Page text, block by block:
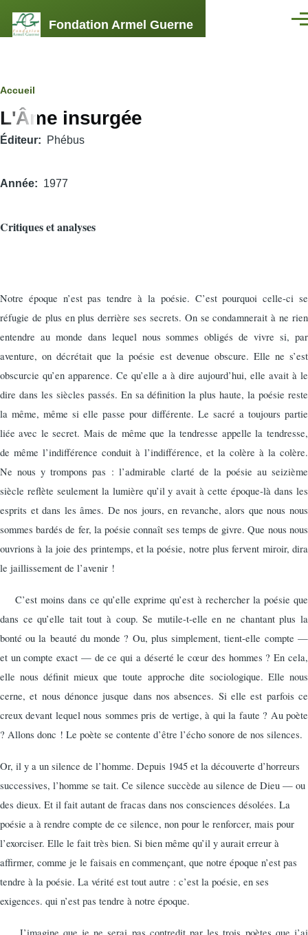
Fondation Armel Guerne
Fil
d'Ariane
Accueil
L'Âme insurgée
Éditeur Phébus
Année 1977
Critiques et analyses
Notre époque n’est pas tendre à la poésie. C’est pourquoi celle-ci se
réfugie de plus en plus derrière ses secrets. On se condamnerait à ne rien
entendre au monde dans lequel nous sommes obligés de vivre si, par
aventure, on décrétait que la poésie est devenue obscure. Elle ne s’est
obscurcie qu’en apparence. Ce qu’elle a à dire aujourd’hui, elle avait à le
dire dans les siècles passés. En sa définition la plus haute, la poésie reste
la même, même si elle passe pour différente. Le sacré a toujours partie
liée avec le secret. Mais de même que la tendresse appelle la tendresse,
de même l’indifférence conduit à l’indiffé­rence, et la colère à la colère.
Ne nous y trompons pas : l’admi­rable clarté de la poésie au seizième
siècle reflète seulement la lumière qu’il y avait à cette époque-là dans les
esprits et dans les âmes. De nos jours, en revanche, alors que nous nous
sommes bardés de fer, la poésie connaît ses temps de givre. Que nous nous
ouvrions à la joie des printemps, et la poésie, notre plus fervent miroir, dira
le jaillissement de l’avenir !
C’est moins dans ce qu’elle exprime qu’est à rechercher la poésie que
dans ce qu’elle tait tout à coup. Se mutile-t-elle en ne chantant plus la
bonté ou la beauté du monde ? Ou, plus simplement, tient-elle compte —
et un compte exact — de ce qui a déserté le cœur des hommes ? En cela,
elle nous définit mieux que toute approche dite sociologique. Elle nous
cerne, et nous dénonce jusque dans nos absences. Si elle est parfois ce
creux devant lequel nous sommes pris de vertige, à qui la faute ? Au poète
? Allons donc ! Le poète se contente d’être l’écho sonore de nos silences.
Or, il y a un silence de l’homme. Depuis 1945 et la décou­verte d’horreurs
successives, l’homme se tait. Ce silence succède au silence de Dieu — ou
des dieux. Et il fait autant de fracas dans nos consciences désolées. La
poésie a à rendre compte de ce silence, non pour le renforcer, mais pour
l’exorciser. Elle le fait très bien. Si bien même qu’il y aurait erreur à
affirmer, comme je le faisais en commençant, que notre époque n’est pas
tendre à la poésie. La vérité est tout autre : c’est la poésie, en ses
exigences. qui n’est pas tendre à notre époque.